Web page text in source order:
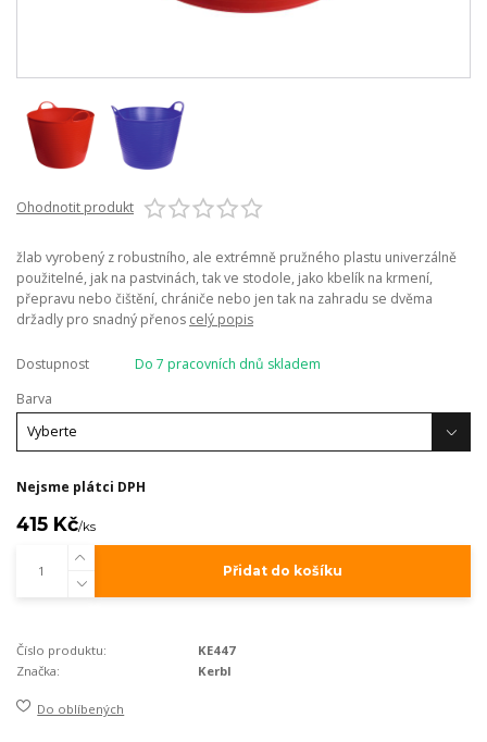
Ohodnotit produkt
žlab vyrobený z robustního, ale extrémně pružného plastu univerzálně
použitelné, jak na pastvinách, tak ve stodole, jako kbelík na krmení,
přepravu nebo čištění, chrániče nebo jen tak na zahradu se dvěma
držadly pro snadný přenos celý popis
Dostupnost
Do 7 pracovních dnů skladem
Barva
Nejsme plátci DPH
415 Kč/ks
Přidat do košíku
Číslo produktu:
KE447
Značka:
Kerbl
Do oblíbených